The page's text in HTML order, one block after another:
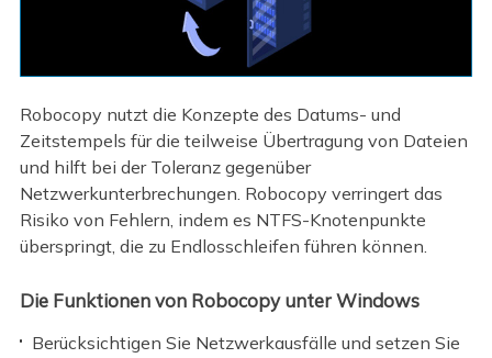
Robocopy nutzt die Konzepte des Datums- und
Zeitstempels für die teilweise Übertragung von Dateien
und hilft bei der Toleranz gegenüber
Netzwerkunterbrechungen. Robocopy verringert das
Risiko von Fehlern, indem es NTFS-Knotenpunkte
überspringt, die zu Endlosschleifen führen können.
Die Funktionen von Robocopy unter Windows
Berücksichtigen Sie Netzwerkausfälle und setzen Sie